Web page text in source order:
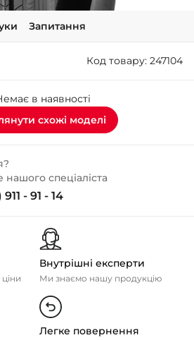
+38 (050)-911-911-2
+38 (099)-643-33-77
+38 (068)-923-74-19
- Калинова
Запитання
Код товару: 247104
в наявності
схожі моделі
нашого спеціаліста
- 91 - 14
Внутрішні експерти
Ми знаємо нашу продукцію
Легке повернення